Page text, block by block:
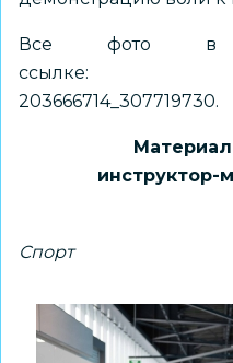
Все фото в
203666714_307719730.
Спорт